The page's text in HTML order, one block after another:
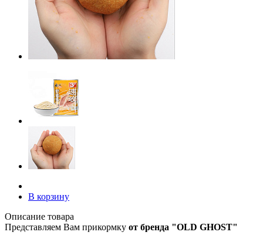
В корзину
Описание товара
Представляем Вам прикормку от бренда "OLD GHOST"